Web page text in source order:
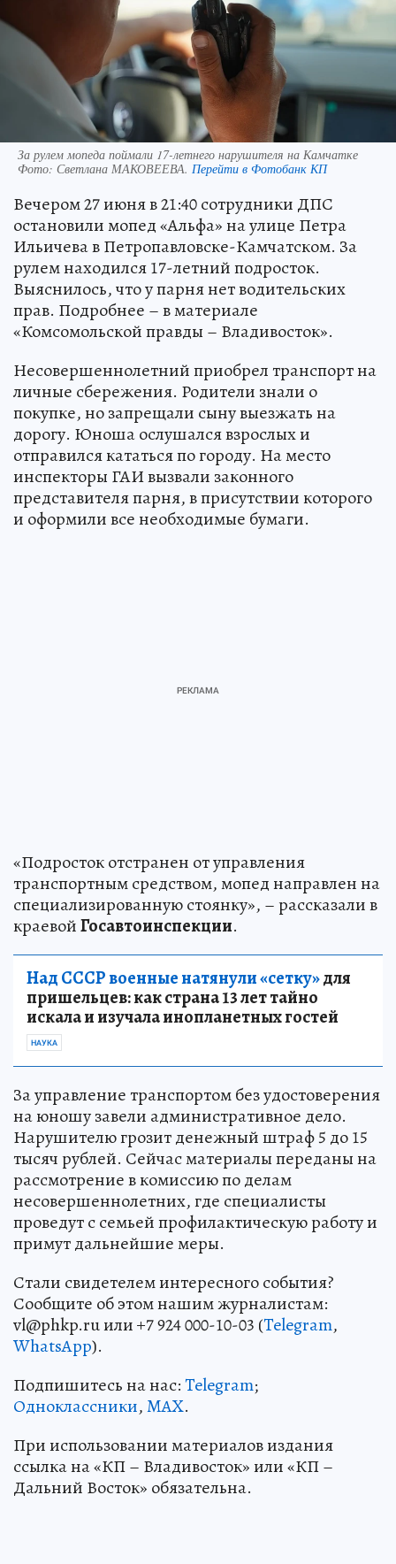
За рулем мопеда поймали 17-летнего нарушителя на Камчатке
Фото: Светлана МАКОВЕЕВА. Перейти в Фотобанк КП
Вечером 27 июня в 21:40 сотрудники ДПС
остановили мопед «Альфа» на улице Петра
Ильичева в Петропавловске-Камчатском. За
рулем находился 17-летний подросток.
Выяснилось, что у парня нет водительских
прав. Подробнее – в материале
«Комсомольской правды – Владивосток».
Несовершеннолетний приобрел транспорт на
личные сбережения. Родители знали о
покупке, но запрещали сыну выезжать на
дорогу. Юноша ослушался взрослых и
отправился кататься по городу. На место
инспекторы ГАИ вызвали законного
представителя парня, в присутствии которого
и оформили все необходимые бумаги.
«Подросток отстранен от управления
транспортным средством, мопед направлен на
специализированную стоянку», – рассказали в
краевойГосавтоинспекции.
Над СССР военные натянули «сетку»для
пришельцев: как страна 13 лет тайно
искала и изучала инопланетных гостей
НАУКА
За управление транспортом без удостоверения
на юношу завели административное дело.
Нарушителю грозит денежный штраф 5 до 15
тысяч рублей. Сейчас материалы переданы на
рассмотрение в комиссию по делам
несовершеннолетних, где специалисты
проведут с семьей профилактическую работу и
примут дальнейшие меры.
Стали свидетелем интересного события?
Сообщите об этом нашим журналистам:
vl@phkp.ru или +7 924 000-10-03 (Telegram,
WhatsApp).
Подпишитесь на нас:Telegram;
Одноклассники,MAX.
При использовании материалов издания
ссылка на «КП – Владивосток» или «КП –
Дальний Восток» обязательна.